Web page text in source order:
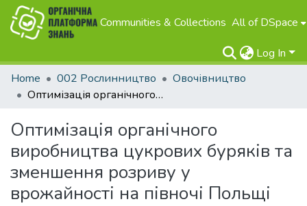
Communities & Collections All of DSpace
Log In
Home
002 Рослинництво
Овочівництво
Оптимізація органічного виробництва цукрових буряків та зменшення розриву у врожайності на півночі Польщі
Оптимізація органічного
виробництва цукрових буряків та
зменшення розриву у
врожайності на півночі Польщі